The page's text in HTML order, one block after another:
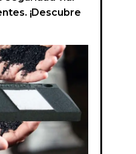
¡Descubre